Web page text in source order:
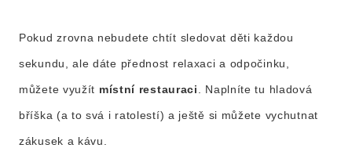
Pokud zrovna nebudete chtít sledovat děti každou
sekundu, ale dáte přednost relaxaci a odpočinku,
můžete využít místní restauraci . Naplníte tu hladová
bříška (a to svá i ratolestí) a ještě si můžete vychutnat
zákusek a kávu.